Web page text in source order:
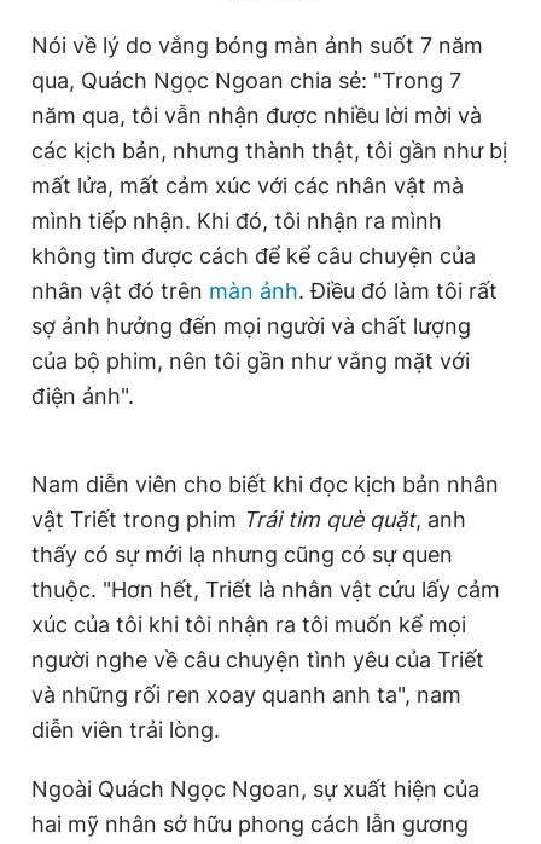
Nói về lý do vắng bóng màn ảnh suốt 7 năm
qua, Quách Ngọc Ngoan chia sẻ: "Trong 7
năm qua, tôi vẫn nhận được nhiều lời mời và
các kịch bản, nhưng thành thật, tôi gần như bị
mất lửa, mất cảm xúc với các nhân vật mà
mình tiếp nhận. Khi đó, tôi nhận ra mình
không tìm được cách để kể câu chuyện của
nhân vật đó trên màn ảnh. Điều đó làm tôi rất
sợ ảnh hưởng đến mọi người và chất lượng
của bộ phim, nên tôi gần như vắng mặt với
điện ảnh".
Nam diễn viên cho biết khi đọc kịch bản nhân
vật Triết trong phim Trái tim què quặt, anh
thấy có sự mới lạ nhưng cũng có sự quen
thuộc. "Hơn hết, Triết là nhân vật cứu lấy cảm
xúc của tôi khi tôi nhận ra tôi muốn kể mọi
người nghe về câu chuyện tình yêu của Triết
và những rối ren xoay quanh anh ta", nam
diễn viên trải lòng.
Ngoài Quách Ngọc Ngoan, sự xuất hiện của
hai mỹ nhân sở hữu phong cách lẫn gương